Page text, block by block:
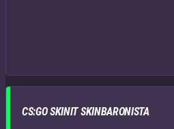
CS:GO SKINIT SKINBARONISTA